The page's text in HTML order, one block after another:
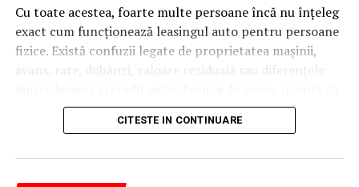
Și mai e ceva ce se uită ușor. Un webinar reușit atrage
linkuri aproape de la sine. Cineva îl menționează într-un
newsletter, altcineva îl citează într-un articol, un
partener îl trimite în comunitatea lui. Fiecare astfel de
tău, iar autoritatea e moneda forte în SEO.
fiecare dată. Dintr-o singură sesiune scoți un articol
lung, cinci sau șase clipuri scurte pentru social, o pagină
Cu toate acestea, foarte multe persoane încă nu înțeleg
exact cum funcționează leasingul auto pentru persoane
fizice. Există confuzii legate de proprietatea mașinii,
avans, rate, dobânzi, valoare reziduală sau diferențele
semnezi orice contract, este important să înțelegi clar
mecanismul acestui tip de finanțare și să știi la ce să fii
Leasingul autonu înseamnă doar „o mașină în rate”. Este
CITESTE IN CONTINUARE